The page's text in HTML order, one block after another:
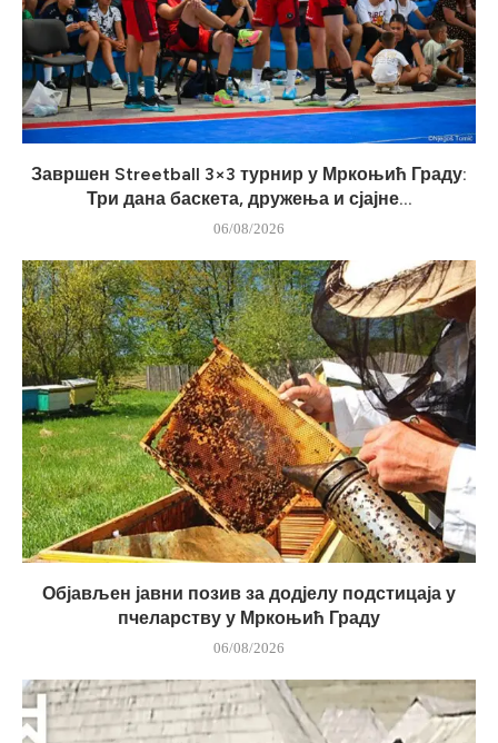
Завршен Streetball 3×3 турнир у Мркоњић Граду:
Три дана баскета, дружења и сјајне...
06/08/2026
Објављен јавни позив за додјелу подстицаја у
пчеларству у Мркоњић Граду
06/08/2026